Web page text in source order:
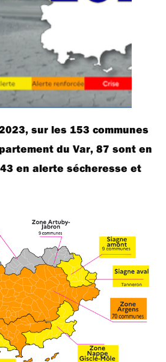
sur les 153 communes
du Var, 87 sont en
en alerte sécheresse et